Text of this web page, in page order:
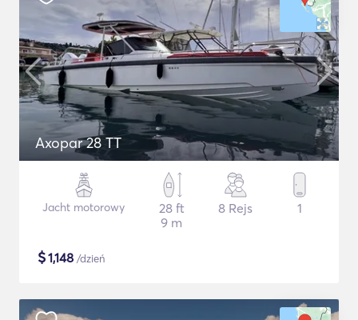
Axopar 28 TT
Jacht motorowy
28 ft
9 m
8 Rejs 1
$1,148 /dzień